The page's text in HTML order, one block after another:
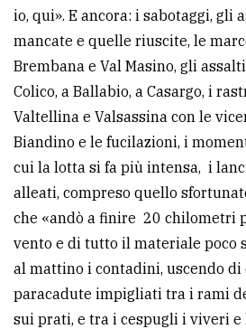
io, qui». E ancora: i sabotaggi, gli
mancate e quelle riuscite, le
Brembana e Val Masino, gli
Colico, a Ballabio, a Casargo, i
Valtellina e Valsassina con le
Biandino e le fucilazioni, i
cui la lotta si fa più intensa, i
alleati, compreso quello
che «andò a finire 20 chilometri
vento e di tutto il materiale poco
al mattino i contadini, uscendo di
paracadute impigliati tra i rami
sui prati, e tra i cespugli i viveri e